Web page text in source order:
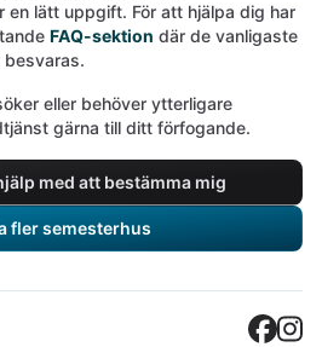
en lätt uppgift. För att hjälpa dig har
FAQ-sektion där de vanligaste
eller behöver ytterligare
gärna till ditt förfogande.
med att bestämma mig
fler semesterhus